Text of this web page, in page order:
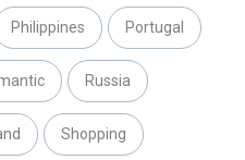
Philippines Portugal
Russia
Shopping